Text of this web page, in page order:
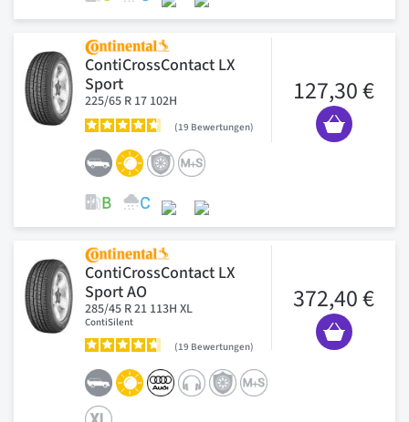
ContiCrossContact LX
Sport
225/65 R 17 102H
19 Bewertungen
127,30 €
ContiCrossContact LX
Sport AO
285/45 R 21 113H XL
ContiSilent
19 Bewertungen
372,40 €